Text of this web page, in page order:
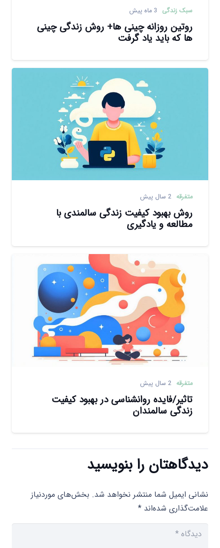
سبک زندگی 3 ماه پیش
روتین روزانه چینی ها+ روش زندگی چینی
ها که باید یاد گرفت
متفرقه 2 سال پیش
روش بهبود کیفیت زندگی سالمندی با
مطالعه و یادگیری
متفرقه 2 سال پیش
تاثیر/فایده روانشناسی در بهبود کیفیت
زندگی سالمندان
دیدگاهتان را بنویسید
نشانی ایمیل شما منتشر نخواهد شد. بخش‌های موردنیاز
علامت‌گذاری شده‌اند *